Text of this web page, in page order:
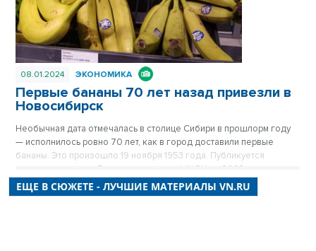
08.01.2024 ЭКОНОМИКА
Первые бананы 70 лет назад привезли в
Новосибирск
Необычная дата отмечалась в столице Сибири в прошлорм году
— исполнилось ровно 70 лет, как в город доставили первые
бананы. Это произошло 19 ноября 1953 года. Публикуется
повторно в цикле «Лучшие материалы VN.RU за 2023 год».
ЕЩЕ В СЮЖЕТЕ - ЛУЧШИЕ МАТЕРИАЛЫ VN.RU